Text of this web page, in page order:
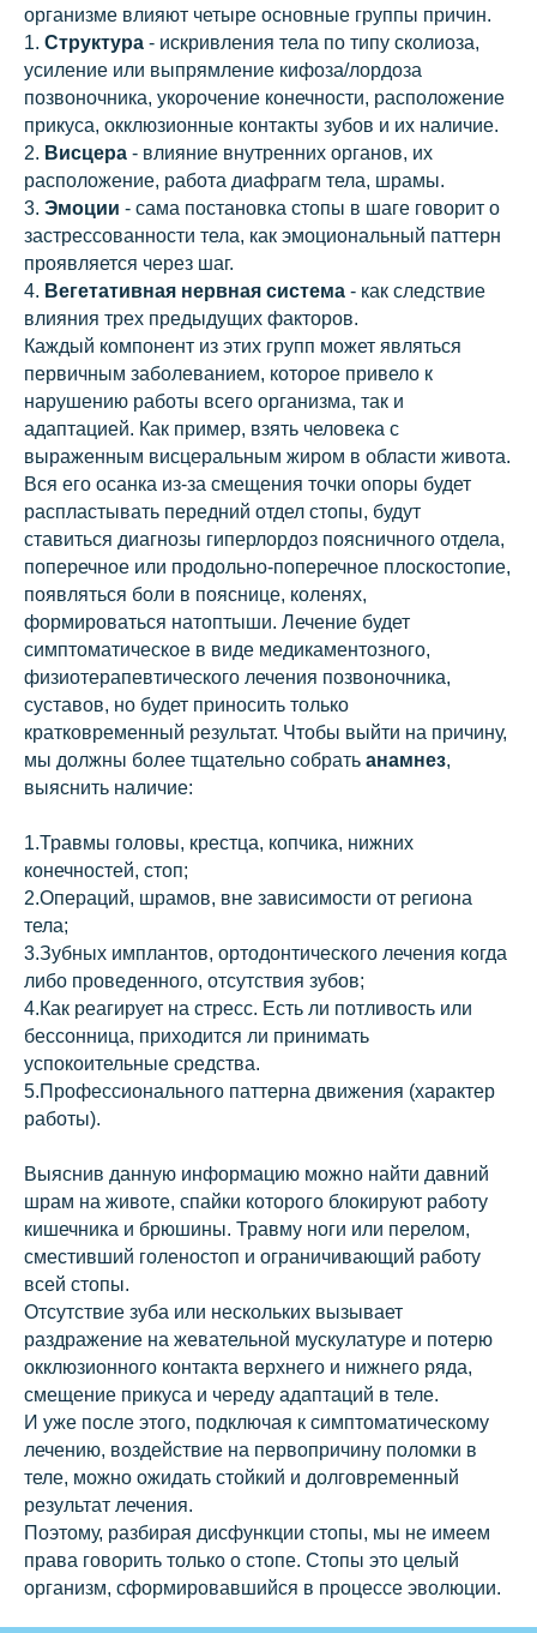
организме влияют четыре основные группы причин.
1. Структура - искривления тела по типу сколиоза,
усиление или выпрямление кифоза/лордоза
позвоночника, укорочение конечности, расположение
прикуса, окклюзионные контакты зубов и их наличие.
2. Висцера - влияние внутренних органов, их
расположение, работа диафрагм тела, шрамы.
3. Эмоции - сама постановка стопы в шаге говорит о
застрессованности тела, как эмоциональный паттерн
проявляется через шаг.
4. Вегетативная нервная система - как следствие
влияния трех предыдущих факторов.
Каждый компонент из этих групп может являться
первичным заболеванием, которое привело к
нарушению работы всего организма, так и
адаптацией. Как пример, взять человека с
выраженным висцеральным жиром в области живота.
Вся его осанка из-за смещения точки опоры будет
распластывать передний отдел стопы, будут
ставиться диагнозы гиперлордоз поясничного отдела,
поперечное или продольно-поперечное плоскостопие,
появляться боли в пояснице, коленях,
формироваться натоптыши. Лечение будет
симптоматическое в виде медикаментозного,
физиотерапевтического лечения позвоночника,
суставов, но будет приносить только
кратковременный результат. Чтобы выйти на причину,
мы должны более тщательно собрать анамнез,
выяснить наличие:
1.Травмы головы, крестца, копчика, нижних
конечностей, стоп;
2.Операций, шрамов, вне зависимости от региона
тела;
3.Зубных имплантов, ортодонтического лечения когда
либо проведенного, отсутствия зубов;
4.Как реагирует на стресс. Есть ли потливость или
бессонница, приходится ли принимать
успокоительные средства.
5.Профессионального паттерна движения (характер
работы).
Выяснив данную информацию можно найти давний
шрам на животе, спайки которого блокируют работу
кишечника и брюшины. Травму ноги или перелом,
сместивший голеностоп и ограничивающий работу
всей стопы.
Отсутствие зуба или нескольких вызывает
раздражение на жевательной мускулатуре и потерю
окклюзионного контакта верхнего и нижнего ряда,
смещение прикуса и череду адаптаций в теле.
И уже после этого, подключая к симптоматическому
лечению, воздействие на первопричину поломки в
теле, можно ожидать стойкий и долговременный
результат лечения.
Поэтому, разбирая дисфункции стопы, мы не имеем
права говорить только о стопе. Стопы это целый
организм, сформировавшийся в процессе эволюции.